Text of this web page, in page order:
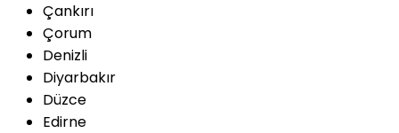
Çankırı
Çorum
Denizli
Diyarbakır
Düzce
Edirne